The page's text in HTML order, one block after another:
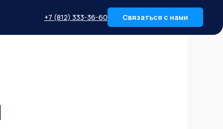
+7 (812) 333-36-60 Связаться с нами